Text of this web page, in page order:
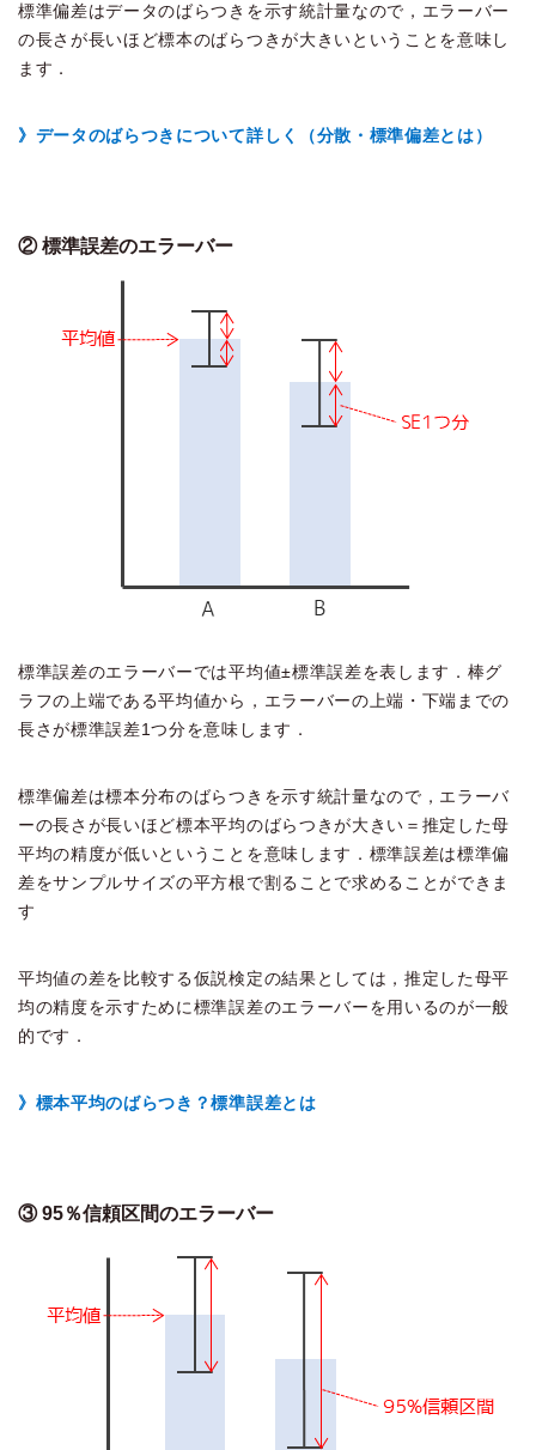
標準偏差はデータのばらつきを示す統計量なので，エラーバー
の長さが長いほど標本のばらつきが大きいということを意味し
ます．
》データのばらつきについて詳しく（分散・標準偏差とは）
② 標準誤差のエラーバー
標準誤差のエラーバーでは平均値±標準誤差を表します．棒グ
ラフの上端である平均値から，エラーバーの上端・下端までの
長さが標準誤差1つ分を意味します．
標準偏差は標本分布のばらつきを示す統計量なので，エラーバ
ーの長さが長いほど標本平均のばらつきが大きい＝推定した母
平均の精度が低いということを意味します．標準誤差は標準偏
差をサンプルサイズの平方根で割ることで求めることができま
す
平均値の差を比較する仮説検定の結果としては，推定した母平
均の精度を示すために標準誤差のエラーバーを用いるのが一般
的です．
》標本平均のばらつき？標準誤差とは
③ 95％信頼区間のエラーバー